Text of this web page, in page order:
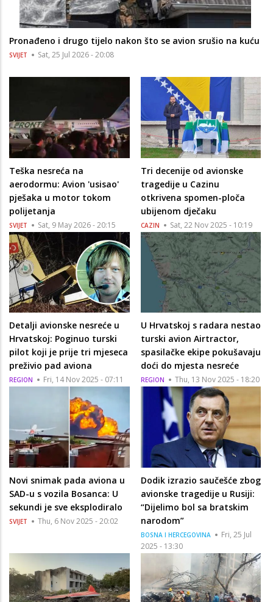
Pronađeno i drugo tijelo nakon što se avion srušio na kuću
SVIJET Sat, 25 Jul 2026 - 20:08
Teška nesreća na
aerodormu: Avion 'usisao'
pješaka u motor tokom
polijetanja
SVIJET Sat, 9 May 2026 - 20:15
Tri decenije od avionske
tragedije u Cazinu
otkrivena spomen-ploča
ubijenom dječaku
CAZIN Sat, 22 Nov 2025 - 10:19
Detalji avionske nesreće u
Hrvatskoj: Poginuo turski
pilot koji je prije tri mjeseca
preživio pad aviona
REGION Fri, 14 Nov 2025 - 07:11
U Hrvatskoj s radara nestao
turski avion Airtractor,
spasilačke ekipe pokušavaju
doći do mjesta nesreće
REGION Thu, 13 Nov 2025 - 18:20
Novi snimak pada aviona u
SAD-u s vozila Bosanca: U
sekundi je sve eksplodiralo
SVIJET Thu, 6 Nov 2025 - 20:02
Dodik izrazio saučešće zbog
avionske tragedije u Rusiji:
“Dijelimo bol sa bratskim
narodom”
BOSNA I HERCEGOVINA
Fri, 25 Jul
2025 - 13:30